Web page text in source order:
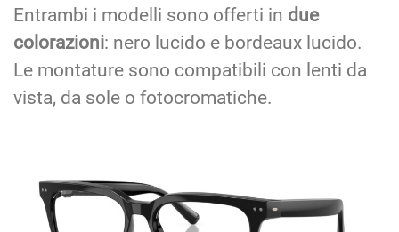
Entrambi i modelli sono offerti in due
colorazioni: nero lucido e bordeaux lucido.
Le montature sono compatibili con lenti da
vista, da sole o fotocromatiche.